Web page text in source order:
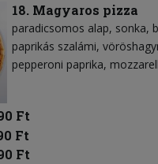
18. Magyaros pizza
paradicsomos alap sonka
paprikás szalámi
pepperoni paprika
Ft
Ft
Ft